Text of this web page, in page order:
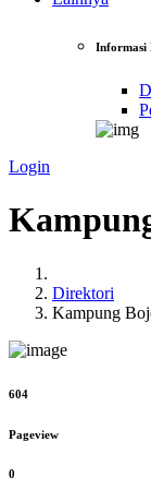
Informasi
Login
Direktori
Kampung
604
Pageview
0